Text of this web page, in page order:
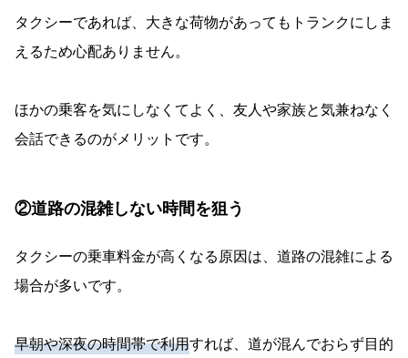
タクシーであれば、大きな荷物があってもトランクにしま
えるため心配ありません。
ほかの乗客を気にしなくてよく、友人や家族と気兼ねなく
会話できるのがメリットです。
②道路の混雑しない時間を狙う
タクシーの乗車料金が高くなる原因は、道路の混雑による
場合が多いです。
早朝や深夜の時間帯で利用すれば、道が混んでおらず目的